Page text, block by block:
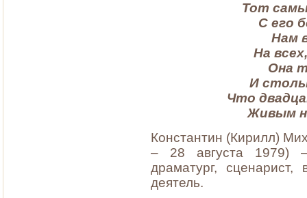
Тот
С его
Нам
На
Она
И
Что
Живым
Константин (Кирилл)
– 28 августа 1979) –
драматург,
деятель.